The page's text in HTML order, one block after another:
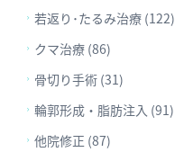
若返り･たるみ治療 (122)
クマ治療 (86)
骨切り手術 (31)
輪郭形成・脂肪注入 (91)
他院修正 (87)